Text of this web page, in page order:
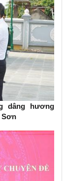
dâng hương
Sơn